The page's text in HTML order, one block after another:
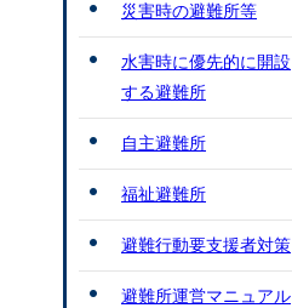
災害時の避難所等
水害時に優先的に開設
する避難所
自主避難所
福祉避難所
避難行動要支援者対策
避難所運営マニュアル